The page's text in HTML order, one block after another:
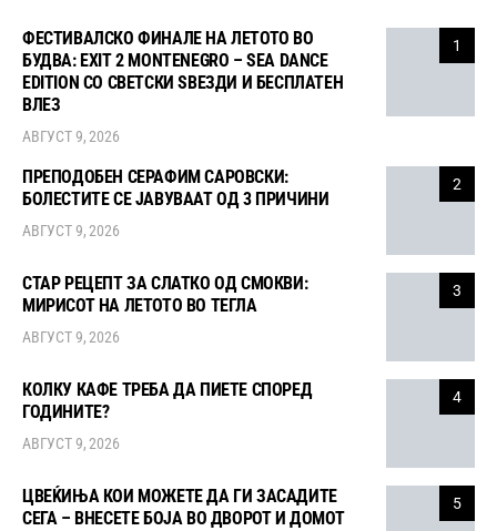
1
ФЕСТИВАЛСКО ФИНАЛЕ НА ЛЕТОТО ВО
БУДВА: EXIT 2 MONTENEGRO – SEA DANCE
EDITION СО СВЕТСКИ ЅВЕЗДИ И БЕСПЛАТЕН
ВЛЕЗ
АВГУСТ 9, 2026
2
ПРЕПОДОБЕН СЕРАФИМ САРОВСКИ:
БОЛЕСТИТЕ СЕ ЈАВУВААТ ОД 3 ПРИЧИНИ
АВГУСТ 9, 2026
3
СТАР РЕЦЕПТ ЗА СЛАТКО ОД СМОКВИ:
МИРИСОТ НА ЛЕТОТО ВО ТЕГЛА
АВГУСТ 9, 2026
4
КОЛКУ КАФЕ ТРЕБА ДА ПИЕТЕ СПОРЕД
ГОДИНИТЕ?
АВГУСТ 9, 2026
5
ЦВЕЌИЊА КОИ МОЖЕТЕ ДА ГИ ЗАСАДИТЕ
СЕГА – ВНЕСЕТЕ БОЈА ВО ДВОРОТ И ДОМОТ